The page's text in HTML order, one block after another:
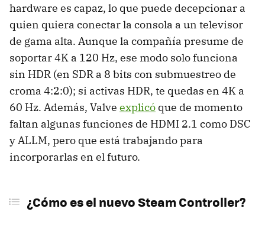
hardware es capaz, lo que puede decepcionar a
quien quiera conectar la consola a un televisor
de gama alta. Aunque la compañía presume de
soportar 4K a 120 Hz, ese modo solo funciona
sin HDR (en SDR a 8 bits con submuestreo de
croma 4:2:0); si activas HDR, te quedas en 4K a
60 Hz. Además, Valve explicó que de momento
faltan algunas funciones de HDMI 2.1 como DSC
y ALLM, pero que está trabajando para
incorporarlas en el futuro.
¿Cómo es el nuevo Steam Controller?